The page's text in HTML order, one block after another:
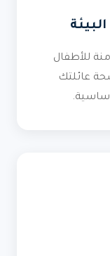
للأطفال
عائلتك